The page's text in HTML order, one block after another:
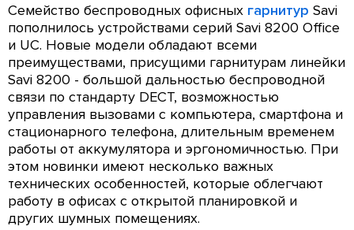
Семейство беспроводных офисных гарнитур Savi
пополнилось устройствами серий Savi 8200 Office
и UC. Новые модели обладают всеми
преимуществами, присущими гарнитурам линейки
Savi 8200 - большой дальностью беспроводной
связи по стандарту DECT, возможностью
управления вызовами с компьютера, смартфона и
стационарного телефона, длительным временем
работы от аккумулятора и эргономичностью. При
этом новинки имеют несколько важных
технических особенностей, которые облегчают
работу в офисах с открытой планировкой и
других шумных помещениях.